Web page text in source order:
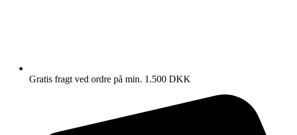
Gratis fragt ved ordre på min. 1.500 DKK